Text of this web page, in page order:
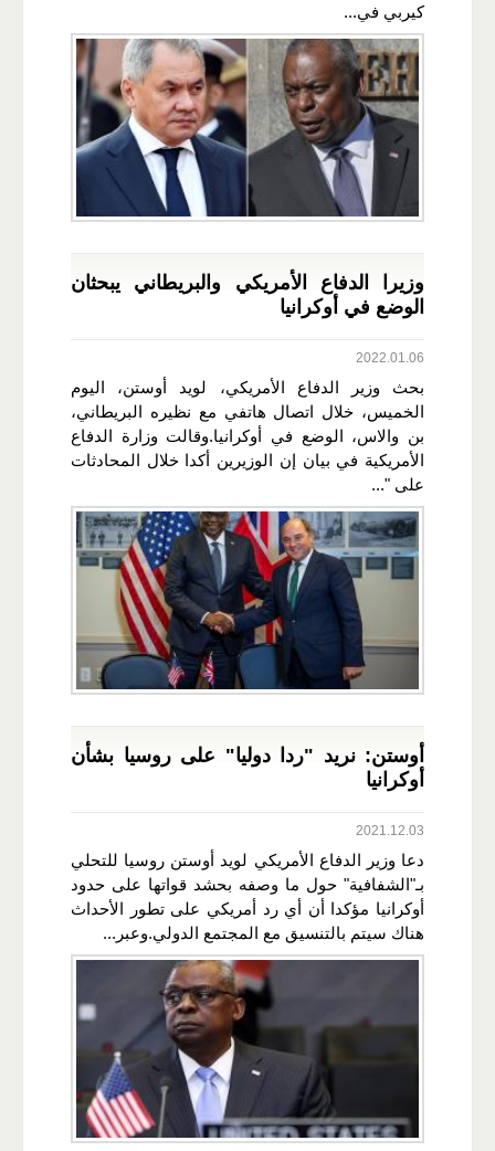
كيربي في...
وزيرا الدفاع الأمريكي والبريطاني يبحثان
الوضع في أوكرانيا
2022.01.06
بحث وزير الدفاع الأمريكي، لويد أوستن، اليوم
الخميس، خلال اتصال هاتفي مع نظيره البريطاني،
بن والاس، الوضع في أوكرانيا.وقالت وزارة الدفاع
الأمريكية في بيان إن الوزيرين أكدا خلال المحادثات
على "...
أوستن: نريد "ردا دوليا" على روسيا بشأن
أوكرانيا
2021.12.03
دعا وزير الدفاع الأمريكي لويد أوستن روسيا للتحلي
بـ"الشفافية" حول ما وصفه بحشد قواتها على حدود
أوكرانيا مؤكدا أن أي رد أمريكي على تطور الأحداث
هناك سيتم بالتنسيق مع المجتمع الدولي.وعبر...